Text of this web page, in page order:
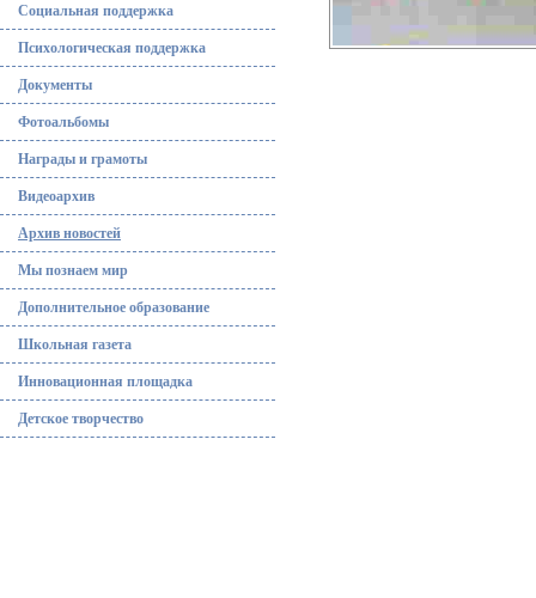
Социальная поддержка
Психологическая поддержка
Документы
Фотоальбомы
Награды и грамоты
Видеоархив
Архив новостей
Мы познаем мир
Дополнительное образование
Школьная газета
Инновационная площадка
Детское творчество